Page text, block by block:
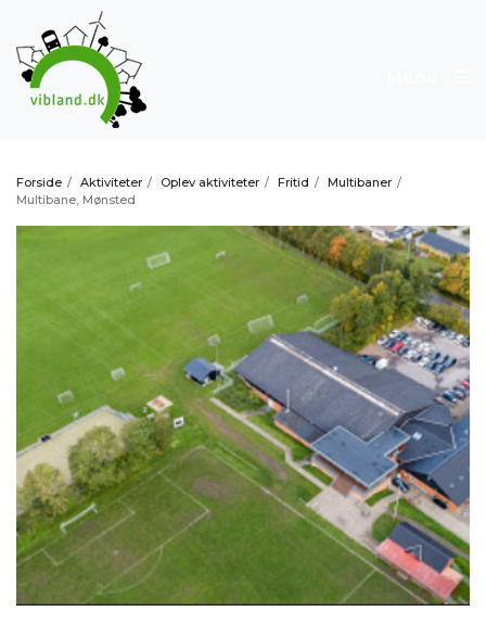
Forside / Aktiviteter / Oplev aktiviteter / Fritid / Multibaner /
Multibane, Mønsted